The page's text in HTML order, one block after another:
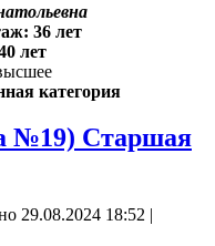
36 лет
лет
категория
№19) Старшая
29.08.2024 18:52 |